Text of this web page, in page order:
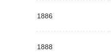
1886
1888